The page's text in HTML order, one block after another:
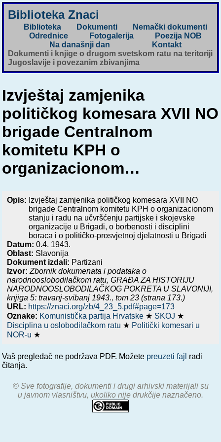
Biblioteka Znaci
Biblioteka Dokumenti
Nemački dokumenti
Odrednice
Fotogalerija
Poezija NOB
Na današnji dan
Kontakt
Dokumenti i knjige o drugom svetskom ratu na teritoriji
Jugoslavije i povezanim zbivanjima
Izvještaj zamjenika
političkog komesara XVII NO
brigade Centralnom
komitetu KPH o
organizacionom…
Opis: Izvještaj zamjenika političkog komesara XVII NO
brigade Centralnom komitetu KPH o organizacionom
stanju i radu na učvršćenju partijske i skojevske
organizacije u Brigadi, o borbenosti i disciplini
boraca i o političko-prosvjetnoj djelatnosti u Brigadi
Datum:0.4. 1943.
Oblast: Slavonija
Dokument izdali: Partizani
Izvor: Zbornik dokumenata i podataka o
narodnooslobodilačkom ratu,GRAĐA ZA HISTORIJU
NARODNOOSLOBODILAČKOG POKRETA U SLAVONIJI,
knjiga 5: travanj-svibanj 1943., tom 23 (strana 173.)
URL: https://znaci.org/zb/4_23_5.pdf#page=173
Oznake: Komunistička partija Hrvatske ★ SKOJ ★
Disciplina u oslobodilačkom ratu ★ Politički komesari u
NOR-u ★
Vaš pregledač ne podržava PDF. Možete preuzeti fajl radi
čitanja.
© Sve fotografije, dokumenti i drugi arhivski materijali su
u javnom vlasništvu, ukoliko nije drukčije naznačeno.